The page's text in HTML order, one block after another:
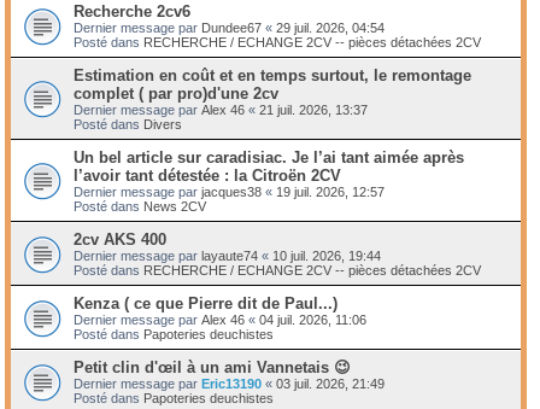
Recherche 2cv6
Dernier message par Dundee67 « 29 juil. 2026, 04:54
Posté dans RECHERCHE / ECHANGE 2CV -- pièces détachées 2CV
Estimation en coût et en temps surtout, le remontage
complet ( par pro)d'une 2cv
Dernier message par Alex 46 « 21 juil. 2026, 13:37
Posté dans Divers
Un bel article sur caradisiac. Je l’ai tant aimée après
l’avoir tant détestée : la Citroën 2CV
Dernier message par jacques38 « 19 juil. 2026, 12:57
Posté dans News 2CV
2cv AKS 400
Dernier message par layaute74 « 10 juil. 2026, 19:44
Posté dans RECHERCHE / ECHANGE 2CV -- pièces détachées 2CV
Kenza ( ce que Pierre dit de Paul...)
Dernier message par Alex 46 « 04 juil. 2026, 11:06
Posté dans Papoteries deuchistes
Petit clin d'œil à un ami Vannetais 😉
Dernier message par Eric13190 « 03 juil. 2026, 21:49
Posté dans Papoteries deuchistes